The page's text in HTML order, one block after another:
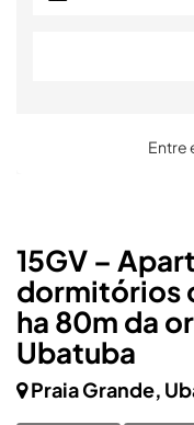
15GV –
dormitórios
ha 80m da
Ubatuba
Praia Grande,
Entre